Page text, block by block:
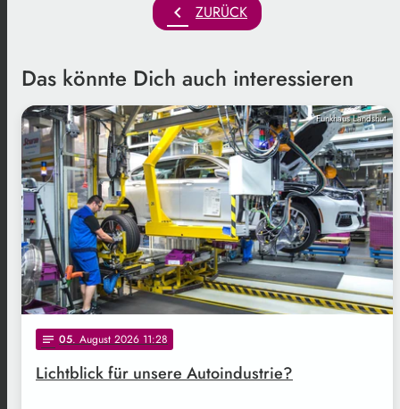
chevron_left ZURÜCK
Das könnte Dich auch interessieren
Funkhaus Landshut
notes 05. August 2026 11:28
Lichtblick für unsere Autoindustrie?